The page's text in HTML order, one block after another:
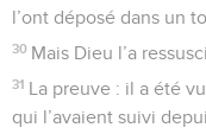
l’ont déposé dans un
30 Mais Dieu l’a
31 La preuve : il a été
qui l’avaient suivi